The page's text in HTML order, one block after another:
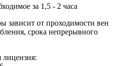
за 1,5 - 2 часа
зависит от проходимости вен
срока непрерывного
лицензия: